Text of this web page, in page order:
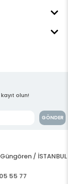
olun!
GÖNDER
/ İSTANBUL
55 77